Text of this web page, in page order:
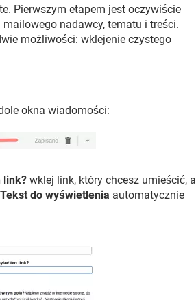
Pierwszym etapem jest oczywiście
nadawcy, tematu i treści.
możliwości: wklejenie czystego
okna wiadomości:
link? wklej link, który chcesz umieścić, a
Tekst do wyświetlenia automatycznie